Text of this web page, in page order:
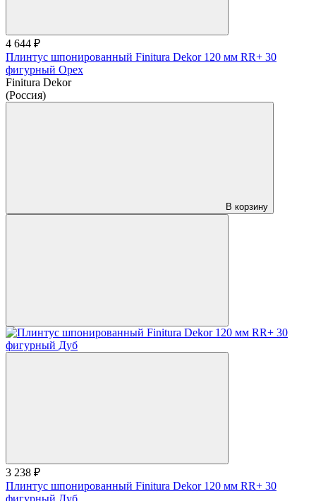
4 644 ₽
Плинтус шпонированный Finitura Dekor 120 мм RR+ 30
фигурный Орех
Finitura Dekor
(Россия)
В корзину
3 238 ₽
Плинтус шпонированный Finitura Dekor 120 мм RR+ 30
фигурный Дуб